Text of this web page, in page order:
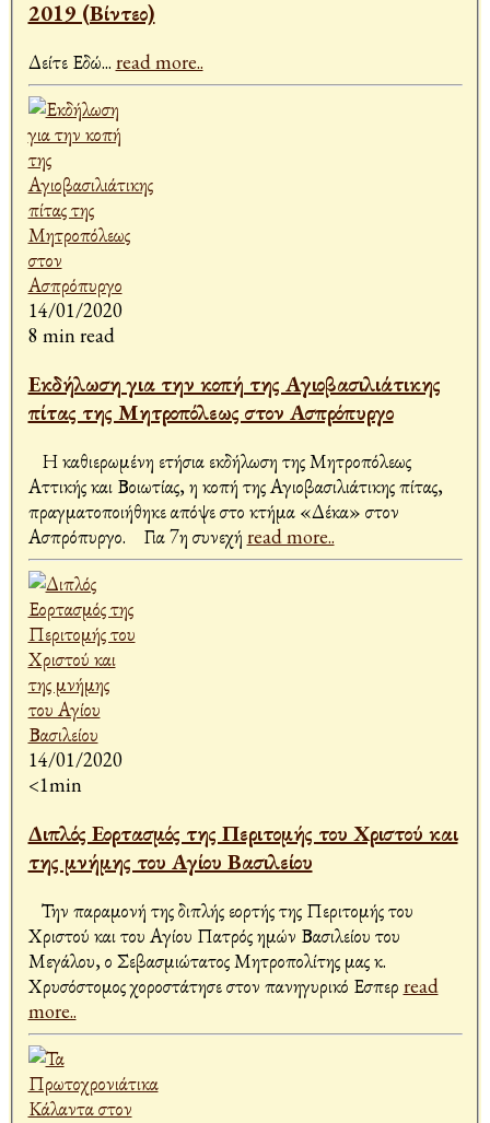
2019 (Βίντεο)
Δείτε Εδώ... read more..
14/01/2020
8 min read
Εκδήλωση για την κοπή της Αγιοβασιλιάτικης
πίτας της Μητροπόλεως στον Ασπρόπυργο
Η καθιερωμένη ετήσια εκδήλωση της Μητροπόλεως
Αττικής και Βοιωτίας, η κοπή της Αγιοβασιλιάτικης πίτας,
πραγματοποιήθηκε απόψε στο κτήμα «Δέκα» στον
Ασπρόπυργο. Για 7η συνεχή read more..
14/01/2020
<1min
Διπλός Εορτασμός της Περιτομής του Χριστού και
της μνήμης του Αγίου Βασιλείου
Την παραμονή της διπλής εορτής της Περιτομής του
Χριστού και του Αγίου Πατρός ημών Βασιλείου του
Μεγάλου, ο Σεβασμιώτατος Μητροπολίτης μας κ.
Χρυσόστομος χοροστάτησε στον πανηγυρικό Εσπερ read
more..